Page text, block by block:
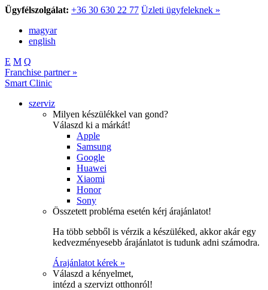
Ügyfélszolgálat: +36 30 630 22 77 Üzleti ügyfeleknek »
magyar
english
E M Q
Franchise partner »
Smart Clinic
szerviz
Milyen készülékkel van gond?
Válaszd ki a márkát!
Apple
Samsung
Google
Huawei
Xiaomi
Honor
Sony
Összetett probléma esetén kérj árajánlatot!
Ha több sebből is vérzik a készüléked, akkor akár egy
kedvezményesebb árajánlatot is tudunk adni számodra.
Árajánlatot kérek »
Válaszd a kényelmet,
intézd a szervizt otthonról!